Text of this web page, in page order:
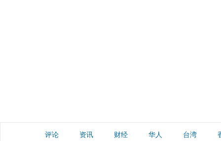
评论 资讯 财经 华人 台湾